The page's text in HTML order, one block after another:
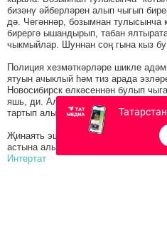
бизәнү әйберләрен алып чыгып
дә. Чегәннәр, бозымнан тулысынча
бирергә ышандырып, табан
чыкмыйлар. Шуннан соң гына кыз бу
Полиция хезмәткәрләре шикле
ятуын ачыклый һәм тиз арада
Новосибирск өлкәсеннән булып
яшь, ди. Алар гаепләрен
тартып алынган.
Җинаять эше кузгатылган, шикле
астына алынган.
Интертат